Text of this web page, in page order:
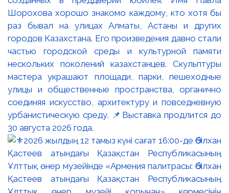
Шорохова хорошо знакомо каждому, кто хотя бы
раз бывал на улицах Алматы, Астаны и других
городов Казахстана. Его произведения давно стали
частью городской среды и культурной памяти
нескольких поколений казахстанцев. Скульптуры
мастера украшают площади, парки, пешеходные
улицы и общественные пространства, органично
соединяя искусство, архитектуру и повседневную
урбанистическую среду. 📌Выставка продлится до
30 августа 2026 года.